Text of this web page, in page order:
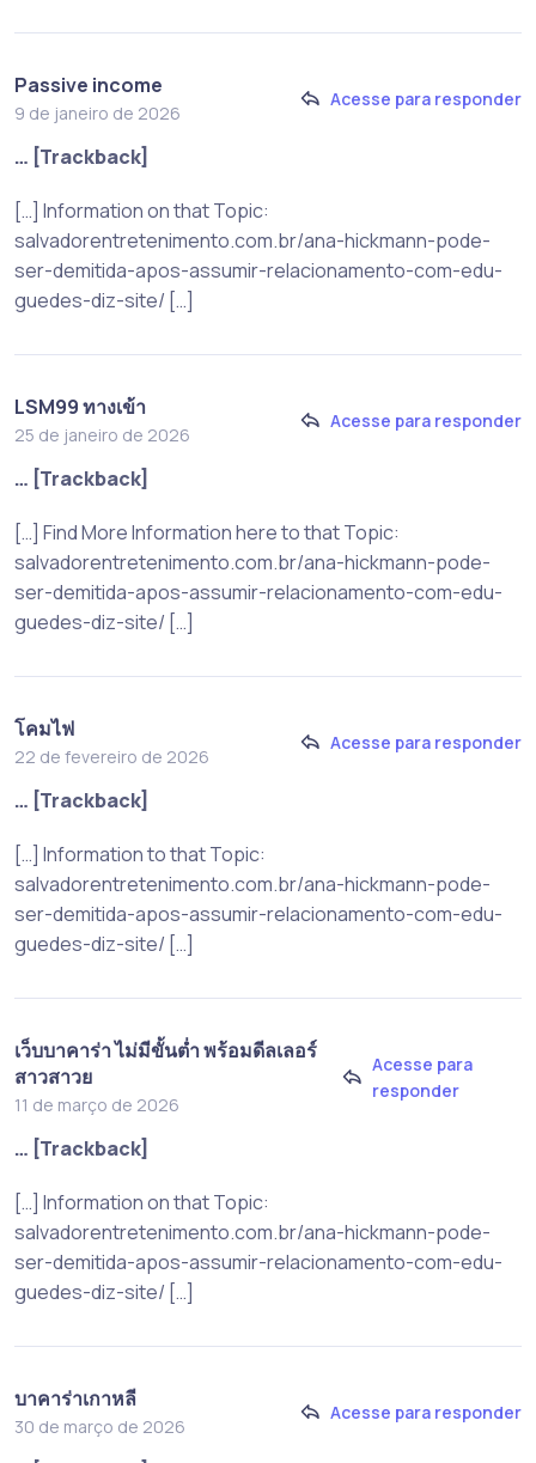
Passive income
9 de janeiro de 2026
Acesse para responder
… [Trackback]
[…] Information on that Topic:
salvadorentretenimento.com.br/ana-hickmann-pode-
ser-demitida-apos-assumir-relacionamento-com-edu-
guedes-diz-site/ […]
LSM99 ทางเข้า
25 de janeiro de 2026
Acesse para responder
… [Trackback]
[…] Find More Information here to that Topic:
salvadorentretenimento.com.br/ana-hickmann-pode-
ser-demitida-apos-assumir-relacionamento-com-edu-
guedes-diz-site/ […]
โคมไฟ
22 de fevereiro de 2026
Acesse para responder
… [Trackback]
[…] Information to that Topic:
salvadorentretenimento.com.br/ana-hickmann-pode-
ser-demitida-apos-assumir-relacionamento-com-edu-
guedes-diz-site/ […]
เว็บบาคาร่า ไม่มีขั้นต่ำ พร้อมดีลเลอร์
สาวสาวย
11 de março de 2026
Acesse para
responder
… [Trackback]
[…] Information on that Topic:
salvadorentretenimento.com.br/ana-hickmann-pode-
ser-demitida-apos-assumir-relacionamento-com-edu-
guedes-diz-site/ […]
บาคาร่าเกาหลี
30 de março de 2026
Acesse para responder